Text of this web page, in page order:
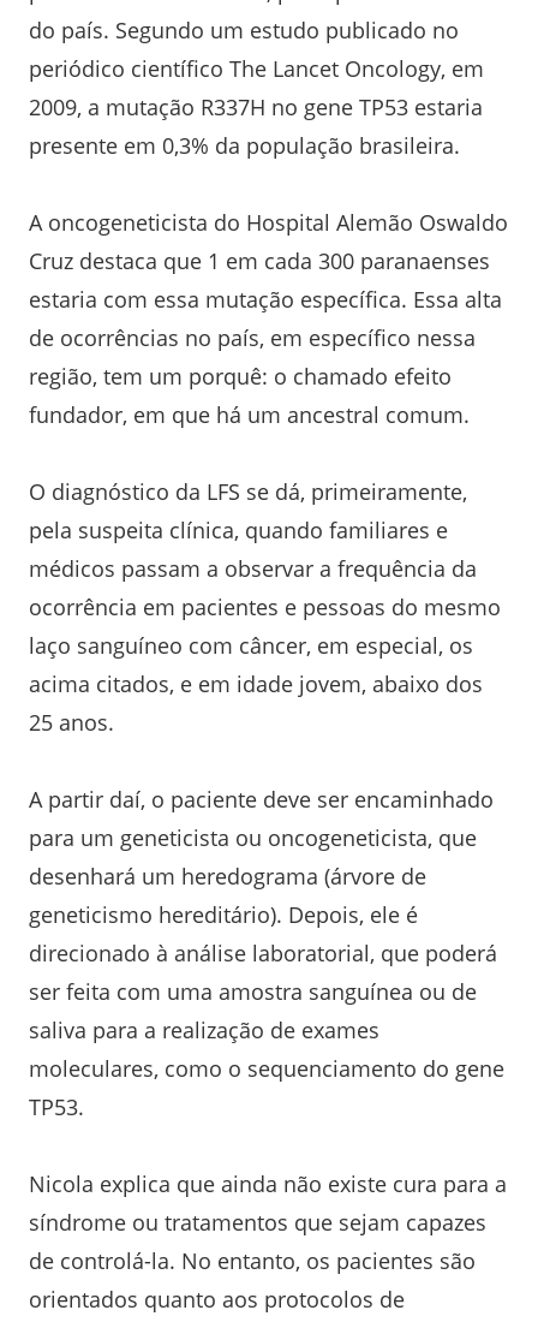
do país. Segundo um estudo publicado no
periódico científico The Lancet Oncology, em
2009, a mutação R337H no gene TP53 estaria
presente em 0,3% da população brasileira.
A oncogeneticista do Hospital Alemão Oswaldo
Cruz destaca que 1 em cada 300 paranaenses
estaria com essa mutação específica. Essa alta
de ocorrências no país, em específico nessa
região, tem um porquê: o chamado efeito
fundador, em que há um ancestral comum.
O diagnóstico da LFS se dá, primeiramente,
pela suspeita clínica, quando familiares e
médicos passam a observar a frequência da
ocorrência em pacientes e pessoas do mesmo
laço sanguíneo com câncer, em especial, os
acima citados, e em idade jovem, abaixo dos
25 anos.
A partir daí, o paciente deve ser encaminhado
para um geneticista ou oncogeneticista, que
desenhará um heredograma (árvore de
geneticismo hereditário). Depois, ele é
direcionado à análise laboratorial, que poderá
ser feita com uma amostra sanguínea ou de
saliva para a realização de exames
moleculares, como o sequenciamento do gene
TP53.
Nicola explica que ainda não existe cura para a
síndrome ou tratamentos que sejam capazes
de controlá-la. No entanto, os pacientes são
orientados quanto aos protocolos de